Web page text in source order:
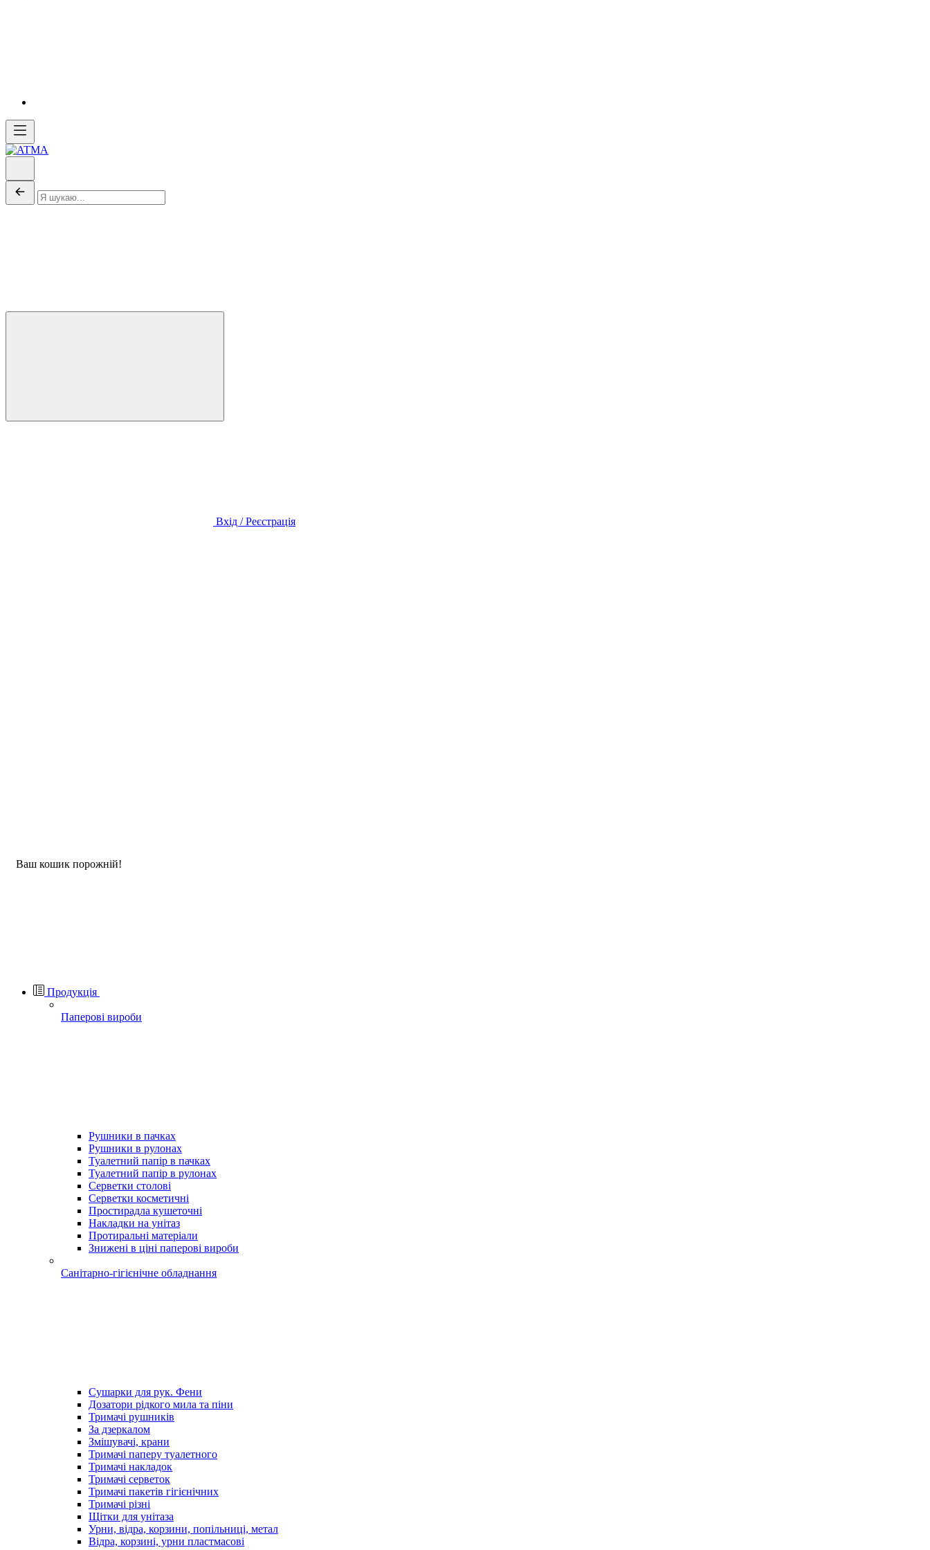
Вхід / Реєстрація
Ваш кошик порожній!
Продукція
Паперові вироби
Рушники в пачках
Рушники в рулонах
Туалетний папір в пачках
Туалетний папір в рулонах
Серветки столові
Серветки косметичні
Простирадла кушеточні
Накладки на унітаз
Протиральні матеріали
Знижені в ціні паперові вироби
Санітарно-гігієнічне обладнання
Сушарки для рук. Фени
Дозатори рідкого мила та піни
Тримачі рушників
За дзеркалом
Змішувачі, крани
Тримачі паперу туалетного
Тримачі накладок
Тримачі серветок
Тримачі пакетів гігієнічних
Тримачі різні
Щітки для унітаза
Урни, відра, корзини, попільниці, метал
Відра, корзині, урни пластмасові